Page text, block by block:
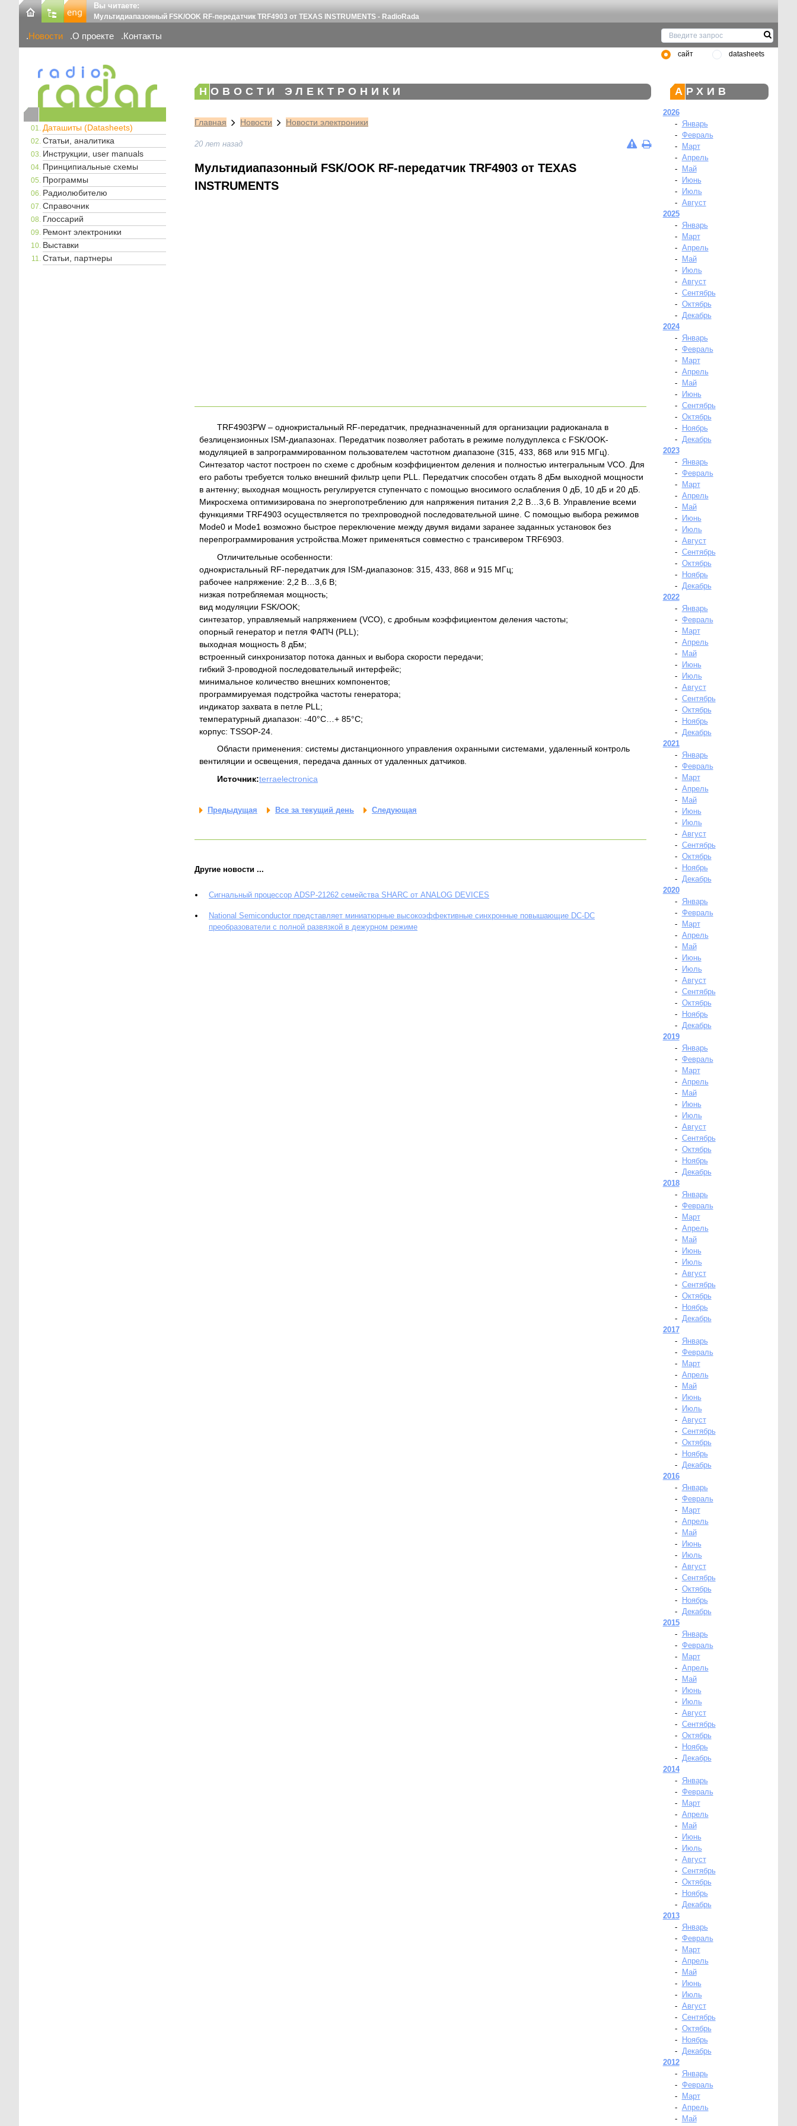
Вы читаете:
Мультидиапазонный FSK/OOK RF-передатчик TRF4903 от TEXAS INSTRUMENTS - RadioRada
Новости О проекте Контакты
сайт datasheets
Даташиты (Datasheets)
Статьи, аналитика
Инструкции, user manuals
Принципиальные схемы
Программы
Радиолюбителю
Справочник
Глоссарий
Ремонт электроники
Выставки
Статьи, партнеры
НОВОСТИ ЭЛЕКТРОНИКИ
Главная Новости Новости электроники
20 лет назад
Мультидиапазонный FSK/OOK RF-передатчик TRF4903 от TEXAS
INSTRUMENTS
TRF4903PW – однокристальный RF-передатчик, предназначенный для организации радиоканала в
безлицензионных ISM-диапазонах. Передатчик позволяет работать в режиме полудуплекса с FSK/OOK-
модуляцией в запрограммированном пользователем частотном диапазоне (315, 433, 868 или 915 МГц).
Синтезатор частот построен по схеме с дробным коэффициентом деления и полностью интегральным VCO. Для
его работы требуется только внешний фильтр цепи PLL. Передатчик способен отдать 8 дБм выходной мощности
в антенну; выходная мощность регулируется ступенчато с помощью вносимого ослабления 0 дБ, 10 дБ и 20 дБ.
Микросхема оптимизирована по энергопотреблению для напряжения питания 2,2 В…3,6 В. Управление всеми
функциями TRF4903 осуществляется по трехпроводной последовательной шине. С помощью выбора режимов
Mode0 и Mode1 возможно быстрое переключение между двумя видами заранее заданных установок без
перепрограммирования устройства.Может применяться совместно с трансивером TRF6903.
Отличительные особенности:
однокристальный RF-передатчик для ISM-диапазонов: 315, 433, 868 и 915 МГц;
рабочее напряжение: 2,2 В…3,6 В;
низкая потребляемая мощность;
вид модуляции FSK/OOK;
синтезатор, управляемый напряжением (VCO), с дробным коэффициентом деления частоты;
опорный генератор и петля ФАПЧ (PLL);
выходная мощность 8 дБм;
встроенный синхронизатор потока данных и выбора скорости передачи;
гибкий 3-проводной последовательный интерфейс;
минимальное количество внешних компонентов;
программируемая подстройка частоты генератора;
индикатор захвата в петле PLL;
температурный диапазон: -40°С…+ 85°С;
корпус: TSSOP-24.
Области применения: системы дистанционного управления охранными системами, удаленный контроль
вентиляции и освещения, передача данных от удаленных датчиков.
Источник:terraelectronica
Предыдущая Все за текущий день Следующая
Другие новости ...
Сигнальный процессор ADSP-21262 семейства SHARC от ANALOG DEVICES
National Semiconductor представляет миниатюрные высокоэффективные синхронные повышающие DC-DC
преобразователи с полной развязкой в дежурном режиме
АРХИВ
2026
-
Январь
- Февраль
-
Март
- Апрель
-
Май
-
Июнь
-
Июль
- Август
2025
-
Январь
-
Март
- Апрель
-
Май
-
Июль
- Август
- Сентябрь
- Октябрь
- Декабрь
2024
-
Январь
- Февраль
-
Март
- Апрель
-
Май
-
Июнь
- Сентябрь
- Октябрь
-
Ноябрь
- Декабрь
2023
-
Январь
- Февраль
-
Март
- Апрель
-
Май
-
Июнь
-
Июль
- Август
- Сентябрь
- Октябрь
-
Ноябрь
- Декабрь
2022
-
Январь
- Февраль
-
Март
- Апрель
-
Май
-
Июнь
-
Июль
- Август
- Сентябрь
- Октябрь
-
Ноябрь
- Декабрь
2021
-
Январь
- Февраль
-
Март
- Апрель
-
Май
-
Июнь
-
Июль
- Август
- Сентябрь
- Октябрь
-
Ноябрь
- Декабрь
2020
-
Январь
- Февраль
-
Март
- Апрель
-
Май
-
Июнь
-
Июль
- Август
- Сентябрь
- Октябрь
-
Ноябрь
- Декабрь
2019
-
Январь
- Февраль
-
Март
- Апрель
-
Май
-
Июнь
-
Июль
- Август
- Сентябрь
- Октябрь
-
Ноябрь
- Декабрь
2018
-
Январь
- Февраль
-
Март
- Апрель
-
Май
-
Июнь
-
Июль
- Август
- Сентябрь
- Октябрь
-
Ноябрь
- Декабрь
2017
-
Январь
- Февраль
-
Март
- Апрель
-
Май
-
Июнь
-
Июль
- Август
- Сентябрь
- Октябрь
-
Ноябрь
- Декабрь
2016
-
Январь
- Февраль
-
Март
- Апрель
-
Май
-
Июнь
-
Июль
- Август
- Сентябрь
- Октябрь
-
Ноябрь
- Декабрь
2015
-
Январь
- Февраль
-
Март
- Апрель
-
Май
-
Июнь
-
Июль
- Август
- Сентябрь
- Октябрь
-
Ноябрь
- Декабрь
2014
-
Январь
- Февраль
-
Март
- Апрель
-
Май
-
Июнь
-
Июль
- Август
- Сентябрь
- Октябрь
-
Ноябрь
- Декабрь
2013
-
Январь
- Февраль
-
Март
- Апрель
-
Май
-
Июнь
-
Июль
- Август
- Сентябрь
- Октябрь
-
Ноябрь
- Декабрь
2012
-
Январь
- Февраль
-
Март
- Апрель
-
Май